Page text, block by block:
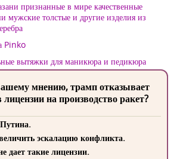
признанные в мире качественные
мужские толстые и другие изделия из
Pinko
вытяжки для маникюра и педикюра
мнению, трамп отказывает
на производство ракет?
эскалацию конфликта.
дает такие лицензии.